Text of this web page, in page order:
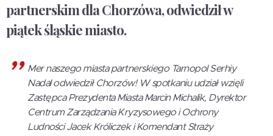
partnerskim dla Chorzówa, odwiedził w
piątek śląskie miasto.
Mer naszego miasta partnerskiego Tarnopol Serhiy
Nadal odwiedził Chorzów! W spotkaniu udział wzięli
Zastępca Prezydenta Miasta Marcin Michalik, Dyrektor
Centrum Zarządzania Kryzysowego i Ochrony
Ludności Jacek Króliczek i Komendant Straży